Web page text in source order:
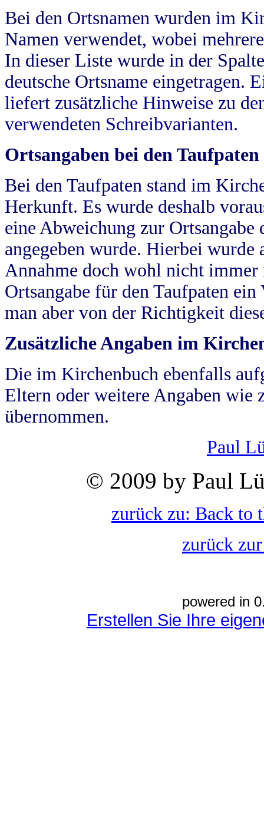
Bei den Ortsnamen wurden im
Namen verwendet, wobei
In dieser Liste wurde in der
deutsche Ortsname eingetragen.
liefert zusätzliche Hinweise zu
verwendeten Schreibvarianten.
Ortsangaben bei den Taufpaten
Bei den Taufpaten stand im
Herkunft. Es wurde deshalb
eine Abweichung zur
angegeben wurde. Hierbei wurde
Annahme doch wohl nicht
Ortsangabe für den Taufpaten
man aber von der Richtigkeit
Zusätzliche Angaben im
Die im Kirchenbuch ebenfalls
Eltern oder weitere Angaben wie
übernommen.
Paul
© 2009 by Paul
zurück zu: Back to
zurück
powered in
Erstellen Sie Ihre